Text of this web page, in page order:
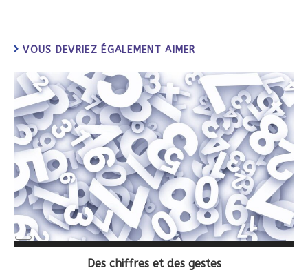
VOUS DEVRIEZ ÉGALEMENT AIMER
Long
Des chiffres et des gestes